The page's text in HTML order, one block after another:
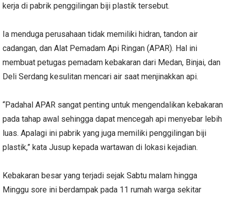
kerja di pabrik penggilingan biji plastik tersebut.
Ia menduga perusahaan tidak memiliki hidran, tandon air
cadangan, dan Alat Pemadam Api Ringan (APAR). Hal ini
membuat petugas pemadam kebakaran dari Medan, Binjai, dan
Deli Serdang kesulitan mencari air saat menjinakkan api.
“Padahal APAR sangat penting untuk mengendalikan kebakaran
pada tahap awal sehingga dapat mencegah api menyebar lebih
luas. Apalagi ini pabrik yang juga memiliki penggilingan biji
plastik,” kata Jusup kepada wartawan di lokasi kejadian.
Kebakaran besar yang terjadi sejak Sabtu malam hingga
Minggu sore ini berdampak pada 11 rumah warga sekitar